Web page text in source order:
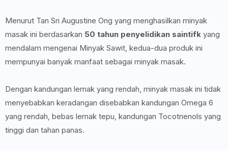
Menurut Tan Sri Augustine Ong yang menghasilkan minyak
masak ini berdasarkan 50 tahun penyelidikan saintifk yang
mendalam mengenai Minyak Sawit, kedua-dua produk ini
mempunyai banyak manfaat sebagai minyak masak.
Dengan kandungan lemak yang rendah, minyak masak ini tidak
menyebabkan keradangan disebabkan kandungan Omega 6
yang rendah, bebas lemak tepu, kandungan Tocotrienols yang
tinggi dan tahan panas.